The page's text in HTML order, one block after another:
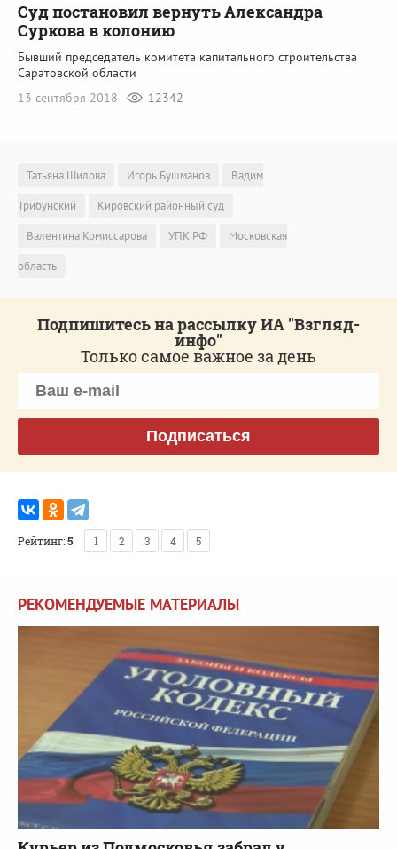
Суд постановил вернуть Александра
Суркова в колонию
Бывший председатель комитета капитального строительства
Саратовской области
13 сентября 2018
12342
Татьяна Шилова Игорь Бушманов
Вадим
Трибунский
Кировский районный суд
Валентина Комиссарова
УПК РФ
Московская
область
Подпишитесь на рассылку ИА "Взгляд-
инфо"
Только самое важное за день
Подписаться
Рейтинг:5 1 2 3 4 5
РЕКОМЕНДУЕМЫЕ МАТЕРИАЛЫ